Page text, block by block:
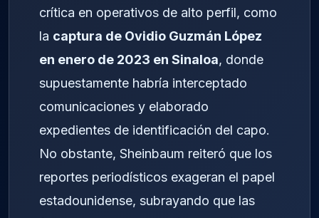
crítica en operativos de alto perfil, como
la captura de Ovidio Guzmán López
en enero de 2023 en Sinaloa, donde
supuestamente habría interceptado
comunicaciones y elaborado
expedientes de identificación del capo.
No obstante, Sheinbaum reiteró que los
reportes periodísticos exageran el papel
estadounidense, subrayando que las